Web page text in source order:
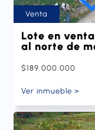
Venta
Lote en
al norte de
$189.000.000
Ver inmueble >